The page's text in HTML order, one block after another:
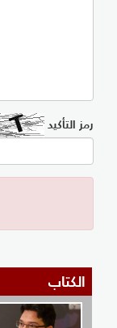
رمز التأكيد
الكتاب